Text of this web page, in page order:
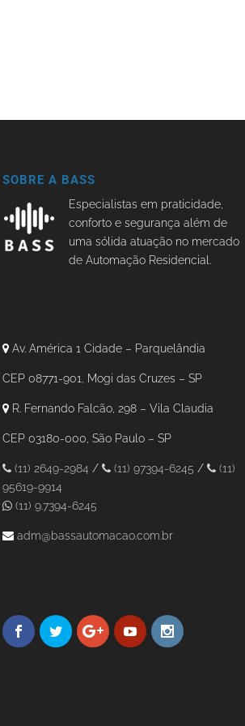
SOBRE A BASS
Especialistas em praticidade,
conforto e segurança além de
uma sólida atuação no mercado
de Automação Residencial.
Av. América 1 Cidade – Parquelândia
CEP 08771-901, Mogi das Cruzes – SP
R. Fernando Falcão, 298 – Vila Claudia
CEP 03180-000, São Paulo – SP
(11) 2649-2984 / (11) 97394-6245 /
(11)
95619-9914
(11) 9.7394-6245
adm@bassautomacao.com.br